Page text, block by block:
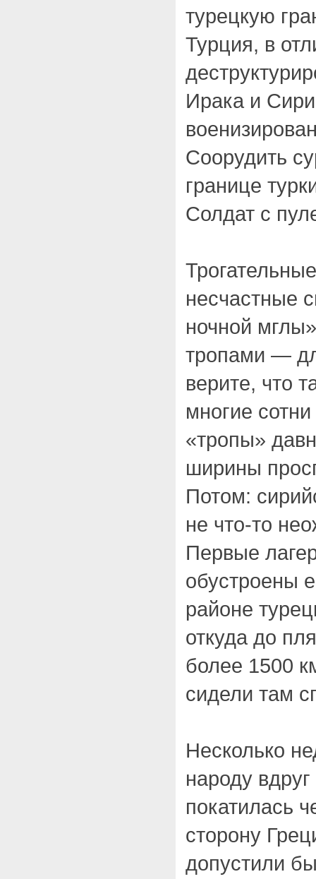
турецкую
Турция, в
Ирака и
Соорудить
границе
Солдат с
несчастные
ночной
тропами —
верите, что
многие
«тропы»
ширины
Потом:
не что-то
Первые
обустроены
районе
откуда до
более 1500
сидели там
Несколько
народу
покатилась
сторону
допустили